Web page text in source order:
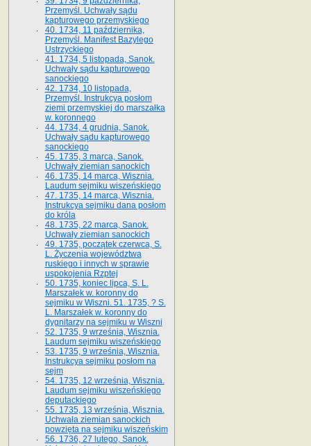
Przemyśl. Uchwały sądu
kapturowego przemyskiego
40. 1734, 11 października,
Przemyśl. Manifest Bazylego
Ustrzyckiego
41. 1734, 5 listopada, Sanok.
Uchwały sądu kapturowego
sanockiego
42. 1734, 10 listopada,
Przemyśl. Instrukcya posłom
ziemi przemyskiej do marszałka
w. koronnego
44. 1734, 4 grudnia, Sanok.
Uchwały sądu kapturowego
sanockiego
45. 1735, 3 marca, Sanok.
Uchwały ziemian sanockich
46. 1735, 14 marca, Wisznia.
Laudum sejmiku wiszeńskiego
47. 1735, 14 marca, Wisznia.
Instrukcya sejmiku dana posłom
do króla
48. 1735, 22 marca, Sanok.
Uchwały ziemian sanockich
49. 1735, początek czerwca, S.
L. Życzenia województwa
ruskiego i innych w sprawie
uspokojenia Rzptej
50. 1735, koniec lipca, S. L.
Marszałek w. koronny do
sejmiku w Wiszni. 51. 1735, ? S.
L. Marszałek w. koronny do
dygnitarzy na sejmiku w Wiszni
52. 1735, 9 września, Wisznia.
Laudum sejmiku wiszeńskiego
53. 1735, 9 września, Wisznia.
Instrukcya sejmiku posłom na
sejm
54. 1735, 12 września, Wisznia.
Laudum sejmiku wiszeńskiego
deputackiego
55. 1735, 13 września, Wisznia.
Uchwała ziemian sanockich
powzięta na sejmiku wiszeńskim
56. 1736, 27 lutego, Sanok.